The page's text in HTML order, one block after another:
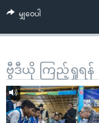
ကျော်
မျှဝေပါ
ဗွီဒီယို ကြည့်ရှုရန်